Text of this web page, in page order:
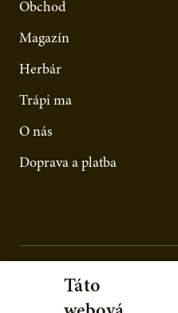
Obchod
Magazín
Herbár
Trápi ma
O nás
Doprava a platba
Táto